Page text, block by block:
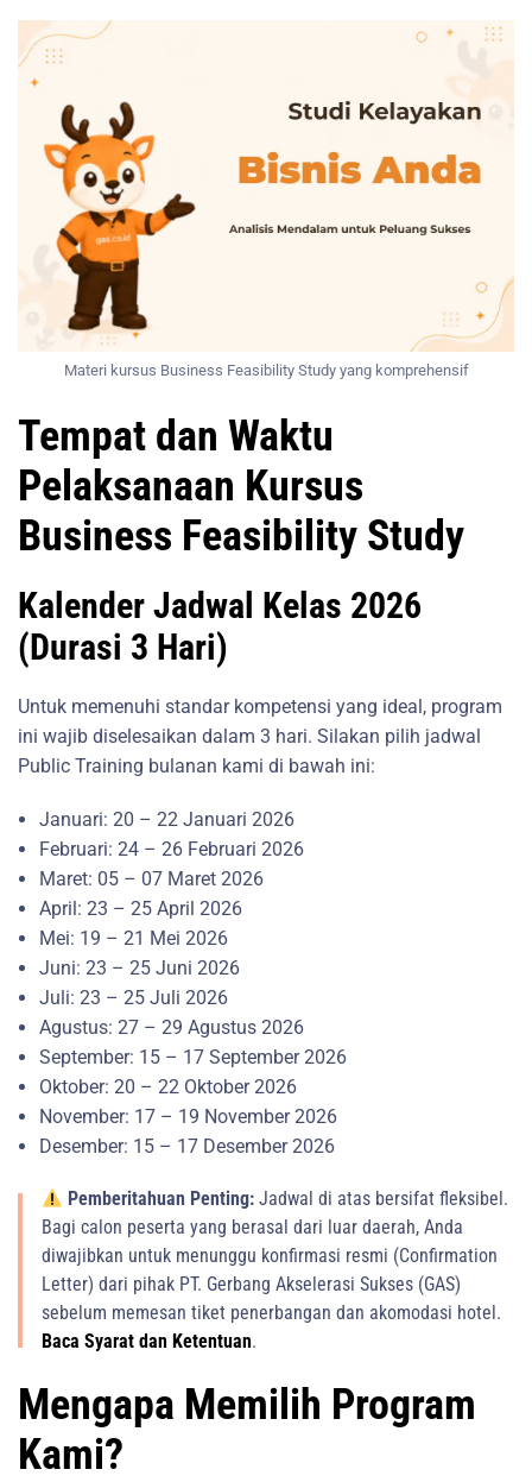
Materi kursus Business Feasibility Study yang komprehensif
Tempat dan Waktu
Pelaksanaan Kursus
Business Feasibility Study
Kalender Jadwal Kelas 2026
(Durasi 3 Hari)
Untuk memenuhi standar kompetensi yang ideal, program
ini wajib diselesaikan dalam 3 hari. Silakan pilih jadwal
Public Training bulanan kami di bawah ini:
Januari: 20 – 22 Januari 2026
Februari: 24 – 26 Februari 2026
Maret: 05 – 07 Maret 2026
April: 23 – 25 April 2026
Mei: 19 – 21 Mei 2026
Juni: 23 – 25 Juni 2026
Juli: 23 – 25 Juli 2026
Agustus: 27 – 29 Agustus 2026
September: 15 – 17 September 2026
Oktober: 20 – 22 Oktober 2026
November: 17 – 19 November 2026
Desember: 15 – 17 Desember 2026
Pemberitahuan Penting: Jadwal di atas bersifat fleksibel.
Bagi calon peserta yang berasal dari luar daerah, Anda
diwajibkan untuk menunggu konfirmasi resmi (Confirmation
Letter) dari pihak PT. Gerbang Akselerasi Sukses (GAS)
sebelum memesan tiket penerbangan dan akomodasi hotel.
Baca Syarat dan Ketentuan.
Mengapa Memilih Program
Kami?